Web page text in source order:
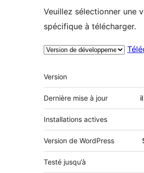
Veuillez sélectionner une
spécifique à télécharger.
Méta
Version
Dernière mise à jour
Installations actives
Version de WordPress
Testé jusqu’à